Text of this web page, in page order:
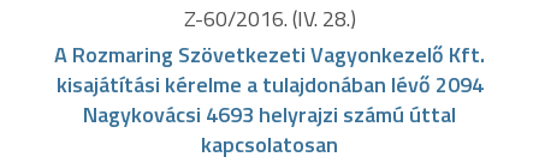
Z-60/2016. (IV. 28.)
A Rozmaring Szövetkezeti Vagyonkezelő Kft.
kisajátítási kérelme a tulajdonában lévő 2094
Nagykovácsi 4693 helyrajzi számú úttal
kapcsolatosan